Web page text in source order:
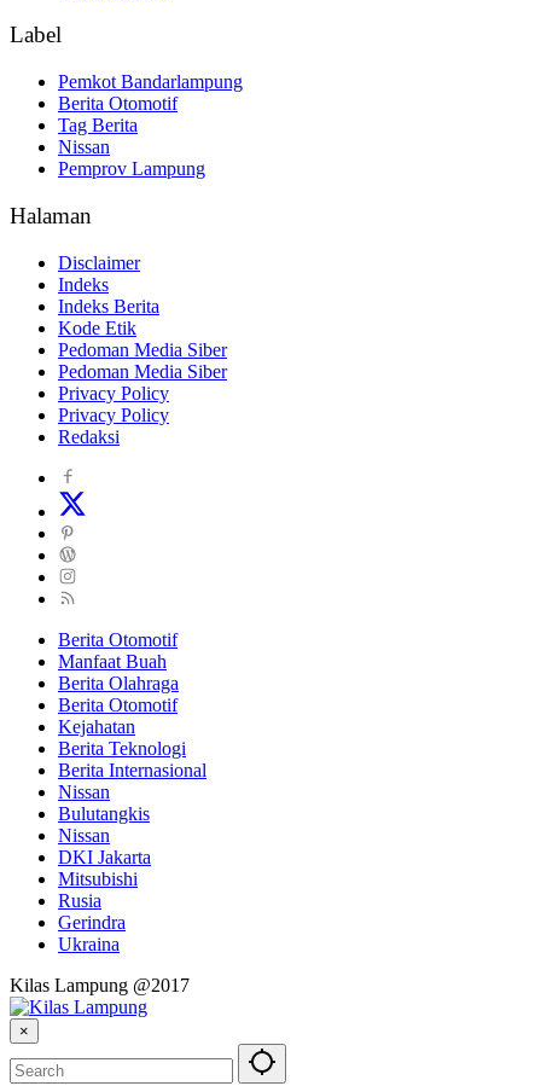
Label
Pemkot Bandarlampung
Berita Otomotif
Tag Berita
Nissan
Pemprov Lampung
Halaman
Disclaimer
Indeks
Indeks Berita
Kode Etik
Pedoman Media Siber
Pedoman Media Siber
Privacy Policy
Privacy Policy
Redaksi
Berita Otomotif
Manfaat Buah
Berita Olahraga
Berita Otomotif
Kejahatan
Berita Teknologi
Berita Internasional
Nissan
Bulutangkis
Nissan
DKI Jakarta
Mitsubishi
Rusia
Gerindra
Ukraina
Kilas Lampung @2017
×